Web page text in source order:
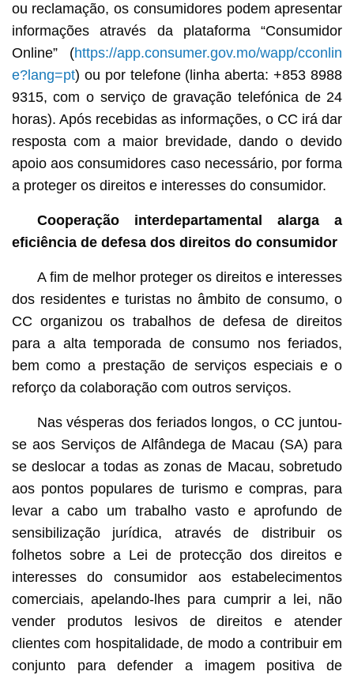
ou reclamação, os consumidores podem apresentar
informações através da plataforma “Consumidor
Online” (https://app.consumer.gov.mo/wapp/cconlin
e?lang=pt) ou por telefone (linha aberta: +853 8988
9315, com o serviço de gravação telefónica de 24
horas). Após recebidas as informações, o CC irá dar
resposta com a maior brevidade, dando o devido
apoio aos consumidores caso necessário, por forma
a proteger os direitos e interesses do consumidor.
Cooperação interdepartamental alarga a
eficiência de defesa dos direitos do consumidor
A fim de melhor proteger os direitos e interesses
dos residentes e turistas no âmbito de consumo, o
CC organizou os trabalhos de defesa de direitos
para a alta temporada de consumo nos feriados,
bem como a prestação de serviços especiais e o
reforço da colaboração com outros serviços.
Nas vésperas dos feriados longos, o CC juntou-
se aos Serviços de Alfândega de Macau (SA) para
se deslocar a todas as zonas de Macau, sobretudo
aos pontos populares de turismo e compras, para
levar a cabo um trabalho vasto e aprofundo de
sensibilização jurídica, através de distribuir os
folhetos sobre a Lei de protecção dos direitos e
interesses do consumidor aos estabelecimentos
comerciais, apelando-lhes para cumprir a lei, não
vender produtos lesivos de direitos e atender
clientes com hospitalidade, de modo a contribuir em
conjunto para defender a imagem positiva de